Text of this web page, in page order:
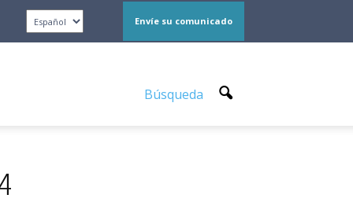
Envíe su comunicado
Búsqueda